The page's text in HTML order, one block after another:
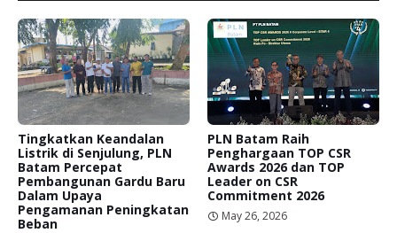
Tingkatkan Keandalan
Listrik di Senjulung, PLN
Batam Percepat
Pembangunan Gardu Baru
Dalam Upaya
Pengamanan Peningkatan
Beban
PLN Batam Raih
Penghargaan TOP CSR
Awards 2026 dan TOP
Leader on CSR
Commitment 2026
May 26, 2026